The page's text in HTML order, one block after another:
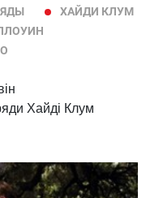
ХАЙДИ КЛУМ
Хайді Клум